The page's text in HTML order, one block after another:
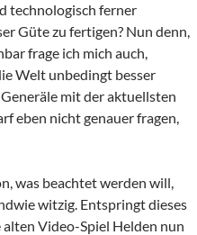
technologisch ferner
Güte zu fertigen? Nun denn,
frage ich mich auch,
Welt unbedingt besser
mit der aktuellsten
eben nicht genauer fragen,
was beachtet werden will,
witzig. Entspringt dieses
Video-Spiel Helden nun